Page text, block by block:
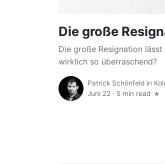
Die große
Die große Resignation
wirklich so überraschend?
Patrick Schönfeld in
Juni 22 · 5 min read